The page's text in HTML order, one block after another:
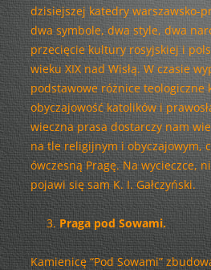
dzisiejszej katedry warszawsko-
dwa symbole, dwa style, dwa
przecięcie kultury rosyjskiej i
wieku XIX nad Wisłą. W czasie
podstawowe różnice teologiczne
obyczajowość katolików i
wieczna prasa dostarczy nam
na tle religijnym i obyczajowym,
ówczesną Pragę. Na wycieczce,
pojawi się sam K. I. Gałczyński.
Praga pod Sowami.
Kamienicę “Pod Sowami”